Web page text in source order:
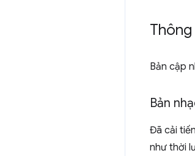
Bản cập
Bản
Đã cải
như thời